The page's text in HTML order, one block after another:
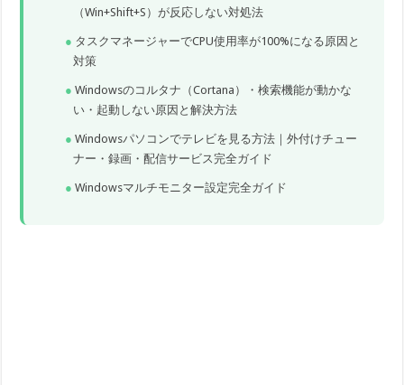
（Win+Shift+S）が反応しない対処法
タスクマネージャーでCPU使用率が100%になる原因と
対策
Windowsのコルタナ（Cortana）・検索機能が動かな
い・起動しない原因と解決方法
Windowsパソコンでテレビを見る方法｜外付けチュー
ナー・録画・配信サービス完全ガイド
Windowsマルチモニター設定完全ガイド